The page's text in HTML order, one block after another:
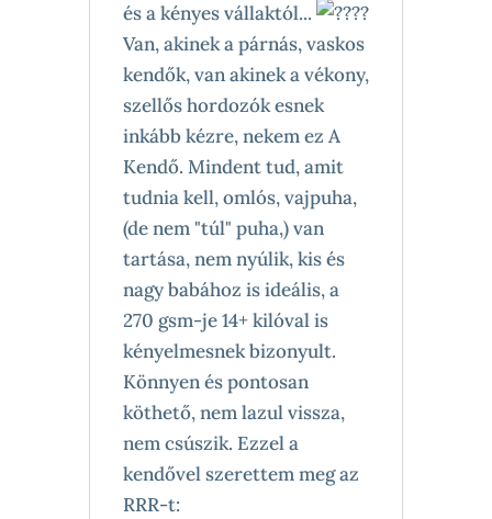
és a kényes vállaktól...
Van, akinek a párnás, vaskos
kendők, van akinek a vékony,
szellős hordozók esnek
inkább kézre, nekem ez A
Kendő. Mindent tud, amit
tudnia kell, omlós, vajpuha,
(de nem "túl" puha,) van
tartása, nem nyúlik, kis és
nagy babához is ideális, a
270 gsm-je 14+ kilóval is
kényelmesnek bizonyult.
Könnyen és pontosan
köthető, nem lazul vissza,
nem csúszik. Ezzel a
kendővel szerettem meg az
RRR-t: